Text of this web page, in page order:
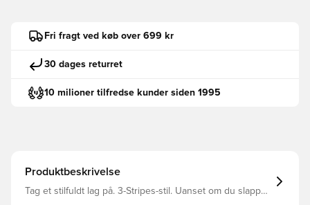
Fri fragt ved køb over 699 kr
30 dages returret
10 milioner tilfredse kunder siden 1995
Produktbeskrivelse
Tag et stilfuldt lag på. 3-Stripes-stil. Uanset om du slapper